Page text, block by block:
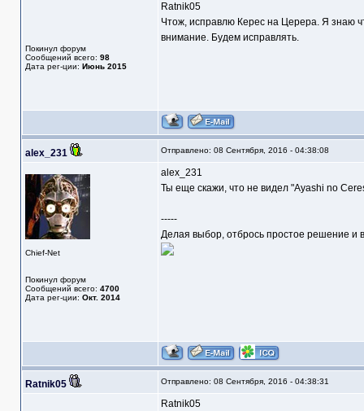
Покинул форум
Сообщений всего: 98
Дата рег-ции: Июнь 2015
Ratnik05
Чтож, исправлю Керес на Церера. Я знаю
внимание. Будем исправлять.
alex_231 Отправлено: 08 Сентября, 2016 - 04:38:08
Chief-Net
Покинул форум
Сообщений всего: 4700
Дата рег-ции: Окт. 2014
alex_231
Ты еще скажи, что не видел "Ayashi no
-----
Делая выбор, отбрось простое решение и
Ratnik05 Отправлено: 08 Сентября, 2016 - 04:38:31
Ratnik05